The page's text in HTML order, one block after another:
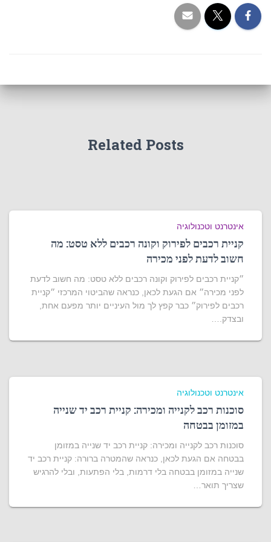
Related Posts
אינטרנט וטכנולוגיה
קניית רכבים לפירוק וקונה רכבים ללא טסט: מה
חשוב לדעת לפני מכירה
״קניית רכבים לפירוק וקונה רכבים ללא טסט: מה חשוב לדעת
לפני מכירה״ אם הגעת לכאן, כנראה שהביטוי המרכזי ״קניית
רכבים לפירוק״ כבר קפץ לך מול העיניים יותר מפעם אחת,
ובצדק.…
אינטרנט וטכנולוגיה
סוכנות רכב לקנייה ומכירה: קניית רכב יד שנייה
במזומן בבטחה
סוכנות רכב לקנייה ומכירה: קניית רכב יד שנייה במזומן
בבטחה אם הגעת לכאן, כנראה שהמטרה ברורה: קניית רכב יד
שנייה במזומן בבטחה בלי דרמות, בלי הפתעות, ובלי להרגיש
שצריך תואר…